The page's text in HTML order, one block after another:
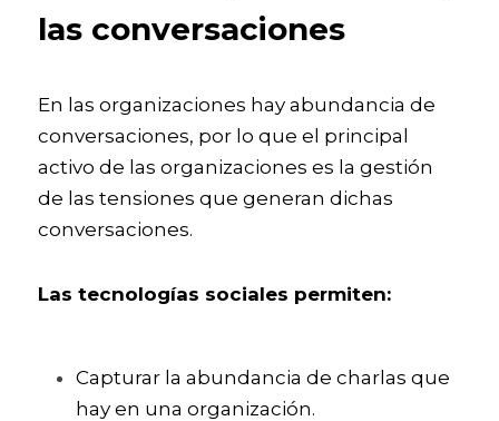
las conversaciones
En las organizaciones hay abundancia de
conversaciones, por lo que el principal
activo de las organizaciones es la gestión
de las tensiones que generan dichas
conversaciones.
Las tecnologías sociales permiten:
Capturar la abundancia de charlas que
hay en una organización.